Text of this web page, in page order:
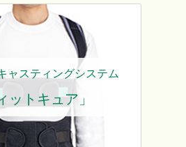
ャスティングシステム
ットキュア」